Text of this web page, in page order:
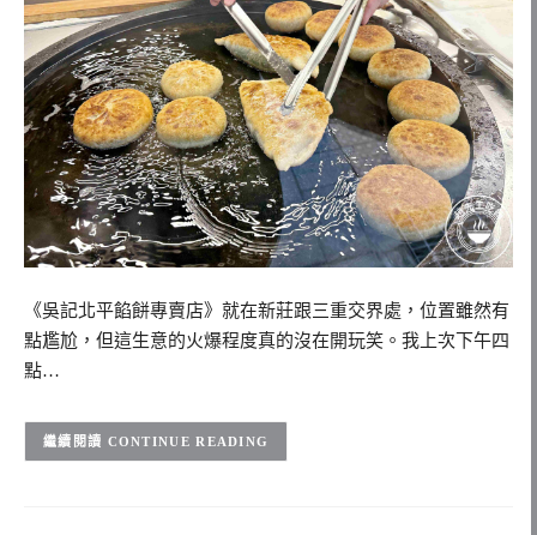
《吳記北平餡餅專賣店》就在新莊跟三重交界處，位置雖然有
點尷尬，但這生意的火爆程度真的沒在開玩笑。我上次下午四
點…
CONTINUE READING